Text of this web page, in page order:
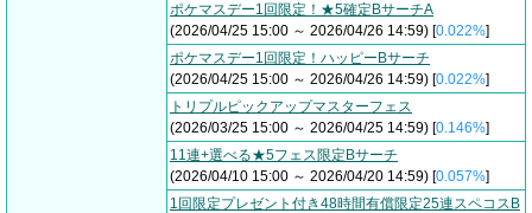
ポケマスデー1回限定！★5確定BサーチA
(2026/04/25 15:00 ～ 2026/04/26 14:59) [0.022%]
ポケマスデー1回限定！ハッピーBサーチ
(2026/04/25 15:00 ～ 2026/04/26 14:59) [0.022%]
トリプルピックアップマスターフェス
(2026/03/25 15:00 ～ 2026/04/25 14:59) [0.146%]
11連+選べる★5フェス限定Bサーチ
(2026/04/10 15:00 ～ 2026/04/20 14:59) [0.057%]
1回限定プレゼント付き48時間有償限定25連スペコスB